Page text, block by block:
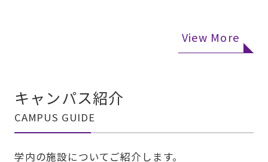
View More
キャンパス紹介
CAMPUS GUIDE
学内の施設についてご紹介します。